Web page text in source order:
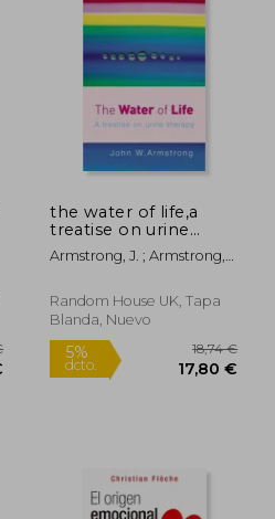
the water of life,a
treatise on urine
therapy (en Inglés)
Armstrong, J. ; Armstrong,
W.
Random House UK, Tapa
Blanda, Nuevo